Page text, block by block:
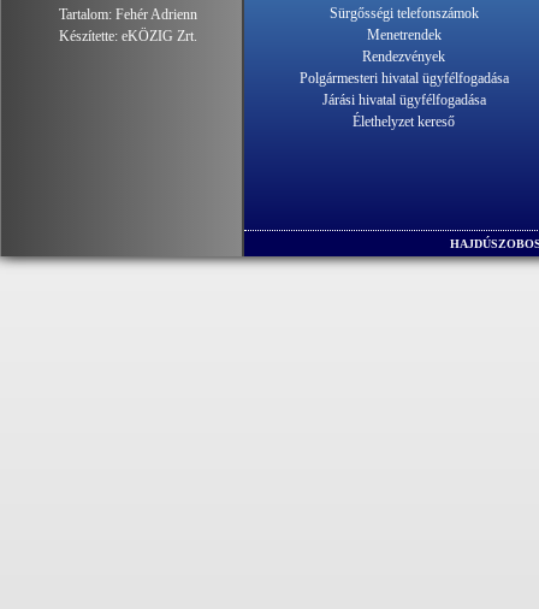
Tartalom: Fehér Adrienn
Készítette: eKÖZIG Zrt.
Sürgősségi telefonszámok
Menetrendek
Rendezvények
Polgármesteri hivatal ügyfélfogadása
Járási hivatal ügyfélfogadása
Élethelyzet kereső